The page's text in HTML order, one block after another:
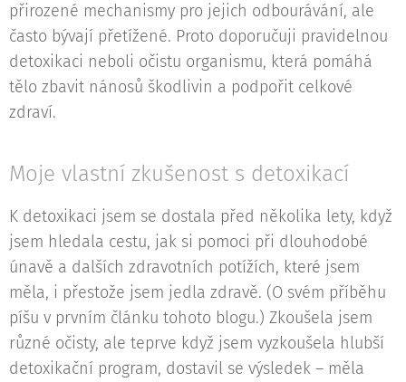
přirozené mechanismy pro jejich odbourávání, ale
často bývají přetížené. Proto doporučuji pravidelnou
detoxikaci neboli očistu organismu, která pomáhá
tělo zbavit nánosů škodlivin a podpořit celkové
zdraví.
Moje vlastní zkušenost s detoxikací
K detoxikaci jsem se dostala před několika lety, když
jsem hledala cestu, jak si pomoci při dlouhodobé
únavě a dalších zdravotních potížích, které jsem
měla, i přestože jsem jedla zdravě. (O svém příběhu
píšu v prvním článku tohoto blogu.) Zkoušela jsem
různé očisty, ale teprve když jsem vyzkoušela hlubší
detoxikační program, dostavil se výsledek – měla